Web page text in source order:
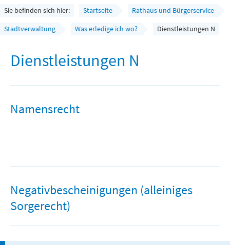
Rathaus und Bürgerservice
Wirtschaft und Planen
Sie befinden sich hier: Startseite
Rathaus und Bürgerservice
Stadtverwaltung
Was erledige ich wo? Dienstleistungen N
Dienstleistungen N
Namensrecht
Negativbescheinigungen (alleiniges
Sorgerecht)